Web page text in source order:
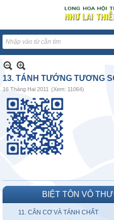
13. TÁNH TƯỚNG TƯƠNG
16 Tháng Hai 2011 (Xem: 11064)
BIỆT TÔN VÔ
11. CĂN CƠ VÀ TÁNH CHẤT